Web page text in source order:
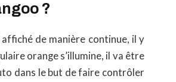
?
de manière continue, il y
orange s’illumine, il va être
dans le but de faire contrôler